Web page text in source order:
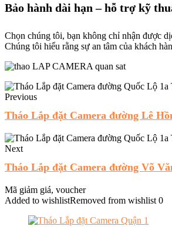
Bảo hành dài hạn – hỗ trợ kỹ
Chọn chúng tôi, bạn không chỉ nhận được
Chúng tôi hiểu rằng sự an tâm của khách
Previous
Tháo Lắp đặt Camera đường Lê
Next
Tháo Lắp đặt Camera đường Võ
Mã giảm giá, voucher
Added to wishlistRemoved from wishlist 0